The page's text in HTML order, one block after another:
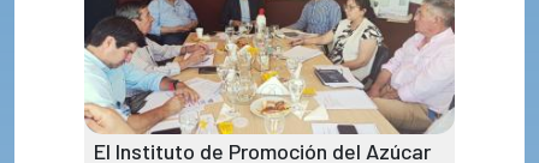
El Instituto de Promoción del Azúcar